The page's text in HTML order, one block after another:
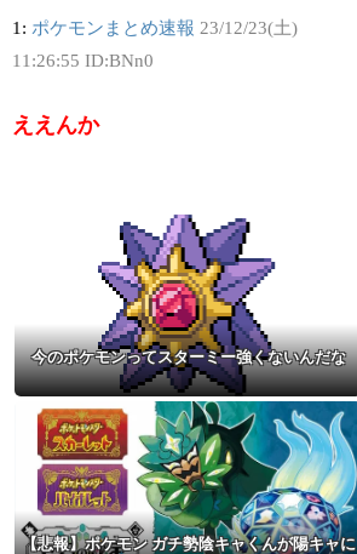
1: ポケモンまとめ速報 23/12/23(土)
11:26:55 ID:BNn0
ええんか
今のポケモンってスターミー強くないんだな
【悲報】ポケモン ガチ勢陰キャくんが陽キャに